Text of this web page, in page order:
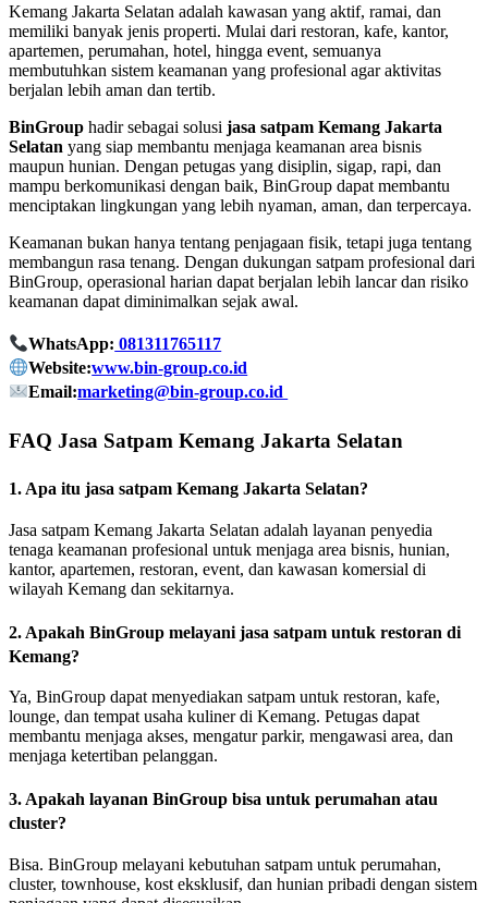
Kemang Jakarta Selatan adalah kawasan yang aktif, ramai, dan
memiliki banyak jenis properti. Mulai dari restoran, kafe, kantor,
apartemen, perumahan, hotel, hingga event, semuanya
membutuhkan sistem keamanan yang profesional agar aktivitas
berjalan lebih aman dan tertib.
BinGroup hadir sebagai solusi jasa satpam Kemang Jakarta
Selatan yang siap membantu menjaga keamanan area bisnis
maupun hunian. Dengan petugas yang disiplin, sigap, rapi, dan
mampu berkomunikasi dengan baik, BinGroup dapat membantu
menciptakan lingkungan yang lebih nyaman, aman, dan terpercaya.
Keamanan bukan hanya tentang penjagaan fisik, tetapi juga tentang
membangun rasa tenang. Dengan dukungan satpam profesional dari
BinGroup, operasional harian dapat berjalan lebih lancar dan risiko
keamanan dapat diminimalkan sejak awal.
WhatsApp: 081311765117
Website:www.bin-group.co.id
Email:marketing@bin-group.co.id
FAQ Jasa Satpam Kemang Jakarta Selatan
1. Apa itu jasa satpam Kemang Jakarta Selatan?
Jasa satpam Kemang Jakarta Selatan adalah layanan penyedia
tenaga keamanan profesional untuk menjaga area bisnis, hunian,
kantor, apartemen, restoran, event, dan kawasan komersial di
wilayah Kemang dan sekitarnya.
2. Apakah BinGroup melayani jasa satpam untuk restoran di
Kemang?
Ya, BinGroup dapat menyediakan satpam untuk restoran, kafe,
lounge, dan tempat usaha kuliner di Kemang. Petugas dapat
membantu menjaga akses, mengatur parkir, mengawasi area, dan
menjaga ketertiban pelanggan.
3. Apakah layanan BinGroup bisa untuk perumahan atau
cluster?
Bisa. BinGroup melayani kebutuhan satpam untuk perumahan,
cluster, townhouse, kost eksklusif, dan hunian pribadi dengan sistem